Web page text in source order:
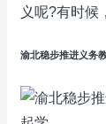
义呢?有时候
渝北稳步推进义务